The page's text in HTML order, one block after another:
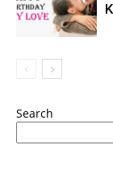
Search